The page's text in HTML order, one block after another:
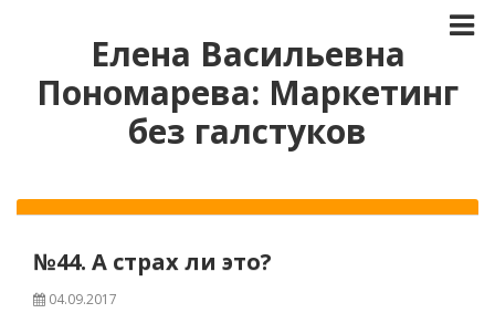
Елена Васильевна
Пономарева: Маркетинг
без галстуков
№44. А страх ли это?
04.09.2017